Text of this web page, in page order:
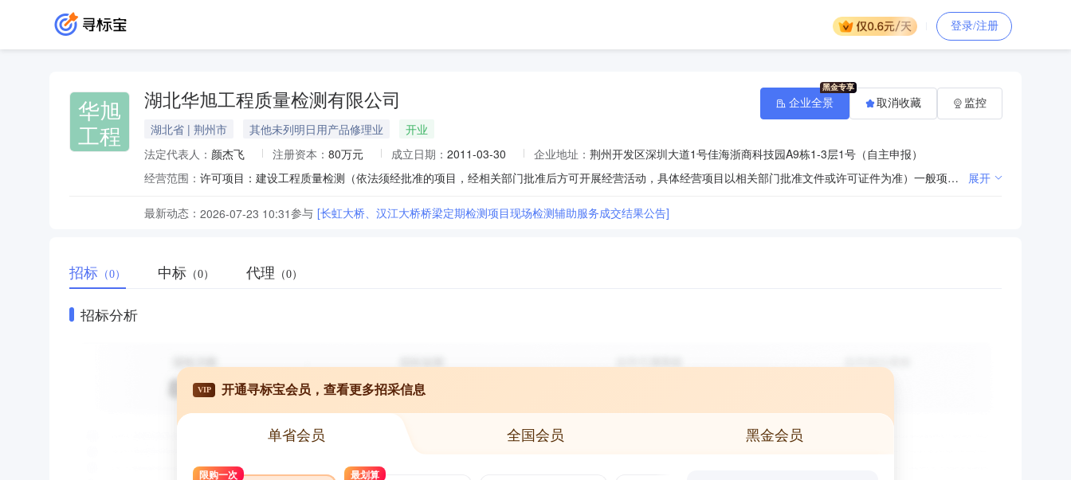
登录/注册
华旭
工程
湖北华旭工程质量检测有限公司
湖北省 | 荆州市 其他未列明日用产品修理业
开业
法定代表人： 颜杰飞 注册资本： 80万元 成立日期： 2011-03-30 企业地址： 荆州开发区深圳大道1号佳海浙商科技园A9栋1-3层1号（自主申报）
经营范围：
许可项目：建设工程质量检测（依法须经批准的项目，经相关部门批准后方可开展经营活动，具体经营项目以相关部门批准文件或许可证件为准）一般项目：机械设备租赁；建筑工程机械与设备租赁；租赁服务（不含许可类租赁服务）；公路水运工程试验检测服务；工程技术服务（规划管理、勘察、设计、监理除外）；劳务服务（不含劳务派遣）（除许可业务外，可自主依法经营法律法规非禁止或限制的项目） 展开
最新动态： 2026-07-23 10:31参与 [长虹大桥、汉江大桥桥梁定期检测项目现场检测辅助服务成交结果公告]
企业全景 取消收藏 监控
招标 （0） 中标 （0） 代理 （0）
招标分析
VIP 开通寻标宝会员，查看更多招采信息
单省会员 全国会员 黑金会员
限购一次 最划算